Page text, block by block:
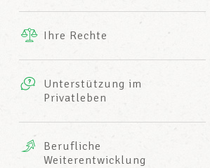
INFO-CENTER
des LCGBs
Ihre Rechte
Unterstützung im
Privatleben
Leistungen
Mutuelle
AXA
Berufliche
Weiterentwicklung